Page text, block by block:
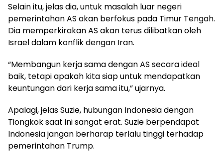
Selain itu, jelas dia, untuk masalah luar negeri
pemerintahan AS akan berfokus pada Timur Tengah.
Dia memperkirakan AS akan terus dilibatkan oleh
Israel dalam konflik dengan Iran.
“Membangun kerja sama dengan AS secara ideal
baik, tetapi apakah kita siap untuk mendapatkan
keuntungan dari kerja sama itu,” ujarnya.
Apalagi, jelas Suzie, hubungan Indonesia dengan
Tiongkok saat ini sangat erat. Suzie berpendapat
Indonesia jangan berharap terlalu tinggi terhadap
pemerintahan Trump.